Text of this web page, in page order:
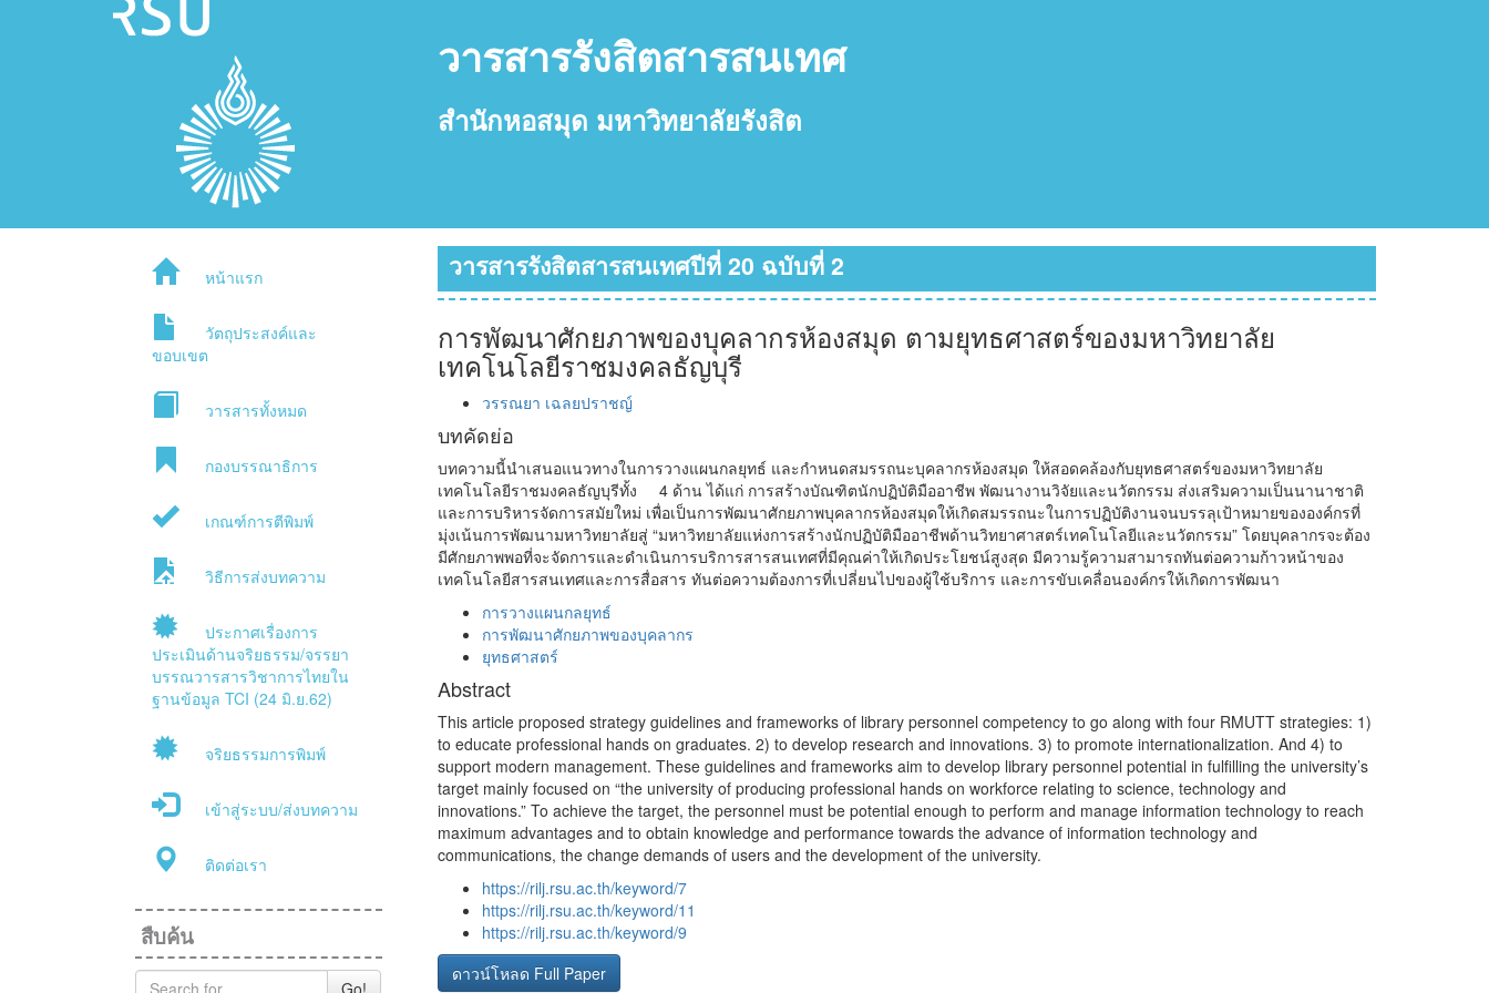
หน้าแรก
วัตถุประสงค์และ
ขอบเขต
วารสารทั้งหมด
กองบรรณาธิการ
เกณฑ์การตีพิมพ์
วิธีการส่งบทความ
ประกาศเรื่องการ
ประเมินด้านจริยธรรม/จรรยา
บรรณวารสารวิชาการไทยใน
ฐานข้อมูล TCI (24 มิ.ย.62)
จริยธรรมการพิมพ์
เข้าสู่ระบบ/ส่งบทความ
ติดต่อเรา
สืบค้น
Go!
วารสารรังสิตสารสนเทศ
สำนักหอสมุด มหาวิทยาลัยรังสิต
วารสารรังสิตสารสนเทศปีที่ 20 ฉบับที่ 2
การพัฒนาศักยภาพของบุคลากรห้องสมุด ตามยุทธศาสตร์ของมหาวิทยาลัย
เทคโนโลยีราชมงคลธัญบุรี
วรรณยา เฉลยปราชญ์
บทคัดย่อ
บทความนี้นำเสนอแนวทางในการวางแผนกลยุทธ์ และกำหนดสมรรถนะบุคลากรห้องสมุด ให้สอดคล้องกับยุทธศาสตร์ของมหาวิทยาลัย
เทคโนโลยีราชมงคลธัญบุรีทั้ง 4 ด้าน ได้แก่ การสร้างบัณฑิตนักปฏิบัติมืออาชีพ พัฒนางานวิจัยและนวัตกรรม ส่งเสริมความเป็นนานาชาติ
และการบริหารจัดการสมัยใหม่ เพื่อเป็นการพัฒนาศักยภาพบุคลากรห้องสมุดให้เกิดสมรรถนะในการปฏิบัติงานจนบรรลุเป้าหมายขององค์กรที่
มุ่งเน้นการพัฒนามหาวิทยาลัยสู่ “มหาวิทยาลัยแห่งการสร้างนักปฏิบัติมืออาชีพด้านวิทยาศาสตร์เทคโนโลยีและนวัตกรรม” โดยบุคลากรจะต้อง
มีศักยภาพพอที่จะจัดการและดำเนินการบริการสารสนเทศที่มีคุณค่าให้เกิดประโยชน์สูงสุด มีความรู้ความสามารถทันต่อความก้าวหน้าของ
เทคโนโลยีสารสนเทศและการสื่อสาร ทันต่อความต้องการที่เปลี่ยนไปของผู้ใช้บริการ และการขับเคลื่อนองค์กรให้เกิดการพัฒนา
การวางแผนกลยุทธ์
การพัฒนาศักยภาพของบุคลากร
ยุทธศาสตร์
Abstract
This article proposed strategy guidelines and frameworks of library personnel competency to go along with four RMUTT strategies: 1)
to educate professional hands on graduates. 2) to develop research and innovations. 3) to promote internationalization. And 4) to
support modern management. These guidelines and frameworks aim to develop library personnel potential in fulfilling the university’s
target mainly focused on “the university of producing professional hands on workforce relating to science, technology and
innovations.” To achieve the target, the personnel must be potential enough to perform and manage information technology to reach
maximum advantages and to obtain knowledge and performance towards the advance of information technology and
communications, the change demands of users and the development of the university.
https://rilj.rsu.ac.th/keyword/7
https://rilj.rsu.ac.th/keyword/11
https://rilj.rsu.ac.th/keyword/9
ดาวน์โหลด Full Paper